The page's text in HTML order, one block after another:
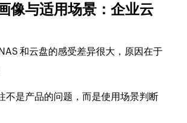
像与适用场景：企业云
和云盘的感受差异很大，原因在于
不是产品的问题，而是使用场景判断